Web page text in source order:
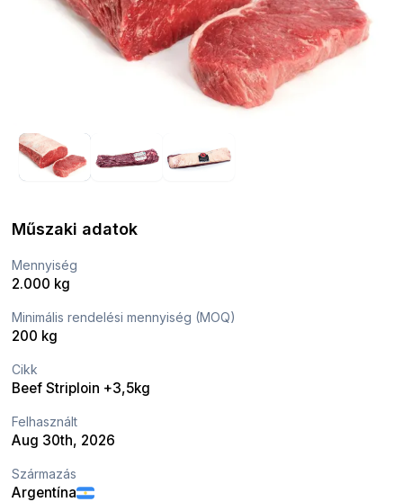
Műszaki adatok
Mennyiség
2.000 kg
Minimális rendelési mennyiség (MOQ)
200 kg
Cikk
Beef Striploin +3,5kg
Felhasznált
Aug 30th, 2026
Származás
Argentína